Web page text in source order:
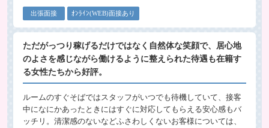
出張面接 ｵﾝﾗｲﾝ(WEB)面接あり
ただがっつり稼げるだけではなく自然体な笑顔で、居心地
のよさを感じながら働けるように整えられた待遇も在籍す
る女性たちから好評。
ルームのすぐそばではスタッフがいつでも待機していて、接客
中になにかあったときにはすぐに対応してもらえる安心感もバ
ッチリ。清潔感のないなどふさわしくないお客様については、